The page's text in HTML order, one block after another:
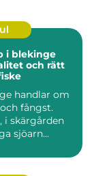
i blekinge
och rätt
handlar om
fångst.
i skärgården
sjöarn...